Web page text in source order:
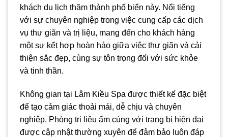
khách du lịch thăm thành phố biển này. Nổi tiếng
với sự chuyên nghiệp trong việc cung cấp các dịch
vụ thư giãn và trị liệu, mang đến cho khách hàng
một sự kết hợp hoàn hảo giữa việc thư giãn và cải
thiện sắc đẹp, cùng sự tôn trọng đối với sức khỏe
và tinh thần.
Không gian tại Lâm Kiều Spa được thiết kế đặc biệt
để tạo cảm giác thoải mái, dễ chịu và chuyên
nghiệp. Phòng trị liệu ấm cúng với trang bị hiện đại
được cập nhật thường xuyên để đảm bảo luôn đáp